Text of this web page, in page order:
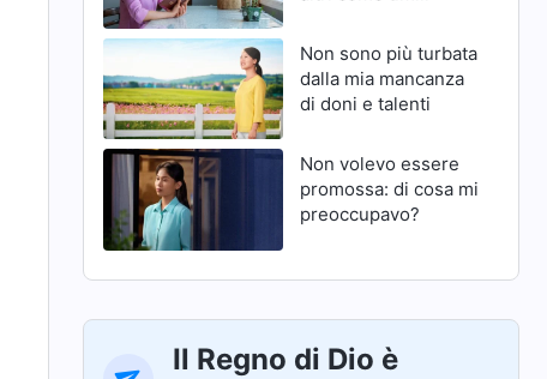
Non sono più turbata
dalla mia mancanza
di doni e talenti
Non volevo essere
promossa: di cosa mi
preoccupavo?
Il Regno di Dio è